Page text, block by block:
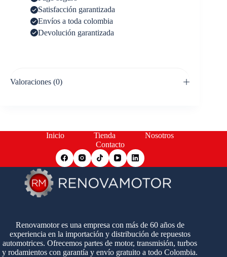
Satisfacción garantizada
Envíos a toda colombia
Devolución garantizada
Valoraciones (0)
Inicio Tienda
Nosotros
Contacto
Renovamotor es una empresa con más de 60 años de
experiencia en la importación y distribución de repuestos
automotrices. Ofrecemos partes de motor, transmisión, turbos
y rodamientos con garantía y envío gratuito a todo Colombia.